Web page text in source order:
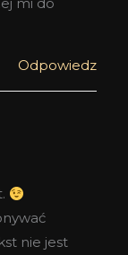
Odpowiedz
nie jest